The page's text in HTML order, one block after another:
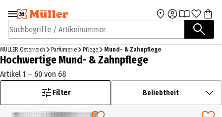
Zur Navigation
springen
Zum Hauptinhalt
Suchbegriffe / Artikelnummer
MÜLLER Österreich Parfümerie Pflege Mund- & Zahnpflege
Hochwertige Mund- & Zahnpflege
Artikel 1 – 60 von 68
Filter
Beliebtheit